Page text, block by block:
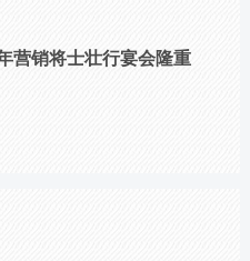
营销将士壮行宴会隆重